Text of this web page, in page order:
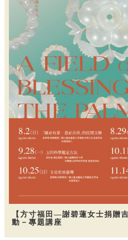
【方寸福田—謝碧蓮女士捐贈
動－專題講座